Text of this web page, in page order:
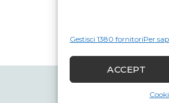
Gestisci 1380 fornitoriPer
ACCEPT